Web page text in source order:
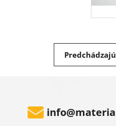
info@